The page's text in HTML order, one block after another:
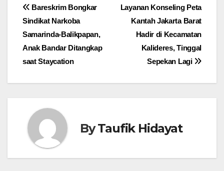
Navigasi
pos
Layanan Konseling Peta
Kantah Jakarta Barat
Hadir di Kecamatan
Kalideres, Tinggal
Sepekan Lagi
Bareskrim Bongkar
Sindikat Narkoba
Samarinda-Balikpapan,
Anak Bandar Ditangkap
saat Staycation
ByTaufik Hidayat